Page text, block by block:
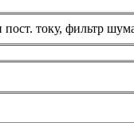
току, фильтр